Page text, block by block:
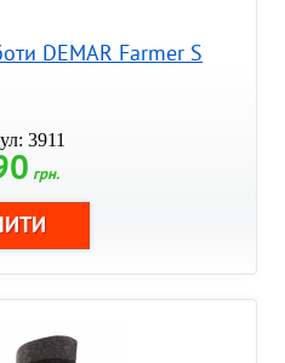
DEMAR Farmer S
3911
грн.